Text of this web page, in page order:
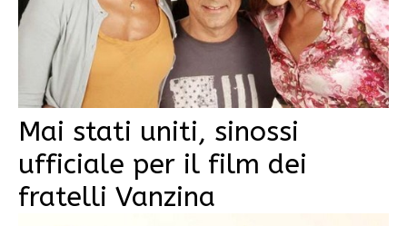
Mai stati uniti, sinossi
ufficiale per il film dei
fratelli Vanzina